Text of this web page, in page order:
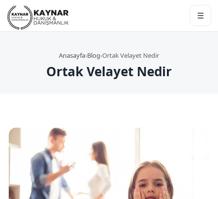
☰
Anasayfa›Blog›Ortak Velayet Nedir
Ortak Velayet Nedir